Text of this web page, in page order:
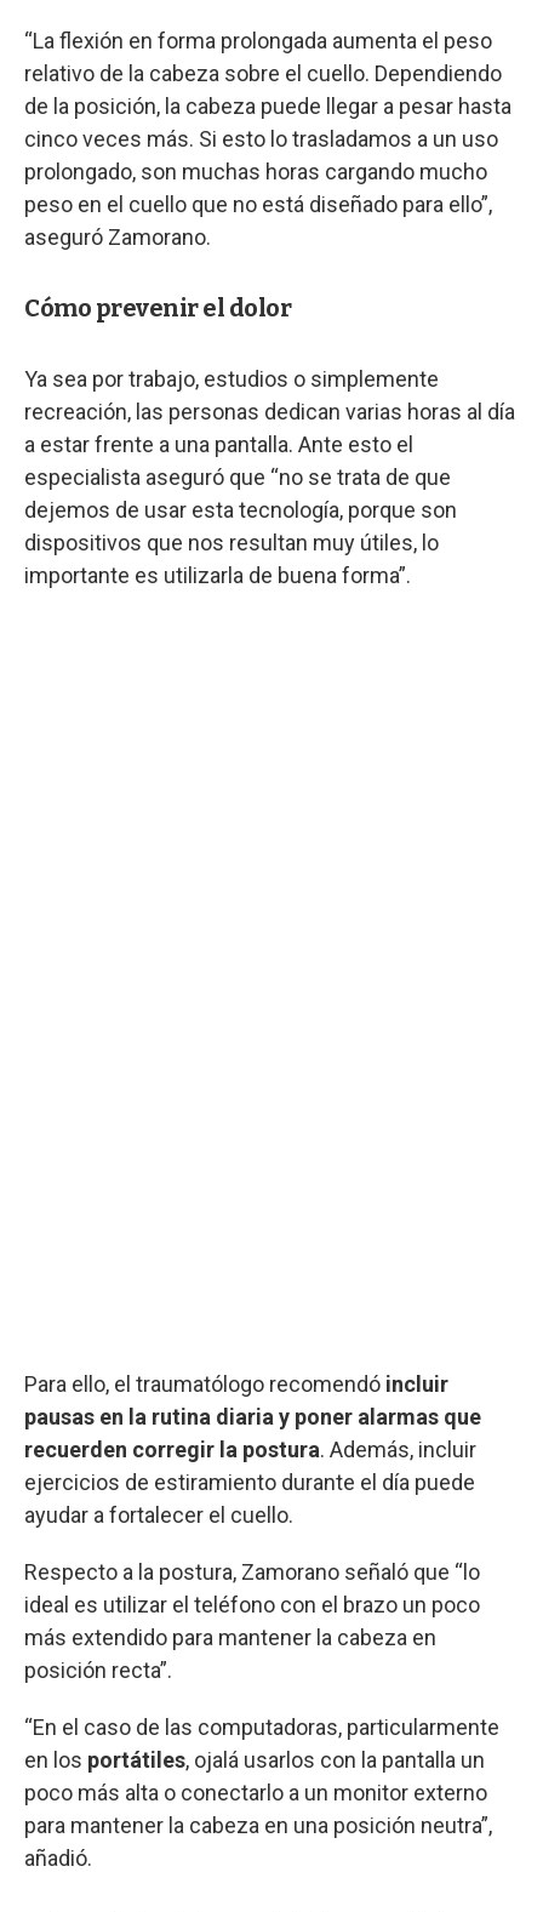
“La flexión en forma prolongada aumenta el peso
relativo de la cabeza sobre el cuello. Dependiendo
de la posición, la cabeza puede llegar a pesar hasta
cinco veces más. Si esto lo trasladamos a un uso
prolongado, son muchas horas cargando mucho
peso en el cuello que no está diseñado para ello”,
aseguró Zamorano.
Cómo prevenir el dolor
Ya sea por trabajo, estudios o simplemente
recreación, las personas dedican varias horas al día
a estar frente a una pantalla. Ante esto el
especialista aseguró que “no se trata de que
dejemos de usar esta tecnología, porque son
dispositivos que nos resultan muy útiles, lo
importante es utilizarla de buena forma”.
Para ello, el traumatólogo recomendó incluir
pausas en la rutina diaria y poner alarmas que
recuerden corregir la postura. Además, incluir
ejercicios de estiramiento durante el día puede
ayudar a fortalecer el cuello.
Respecto a la postura, Zamorano señaló que “lo
ideal es utilizar el teléfono con el brazo un poco
más extendido para mantener la cabeza en
posición recta”.
“En el caso de las computadoras, particularmente
en los portátiles, ojalá usarlos con la pantalla un
poco más alta o conectarlo a un monitor externo
para mantener la cabeza en una posición neutra”,
añadió.